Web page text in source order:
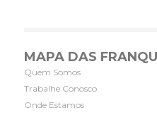
MAPA DAS
Quem Somos
Trabalhe Conosco
Onde Estamos